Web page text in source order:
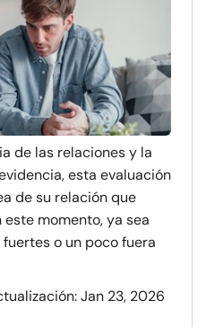
de las relaciones y la
esta evaluación
de su relación que
momento, ya sea
o un poco fuera
Jan 23, 2026